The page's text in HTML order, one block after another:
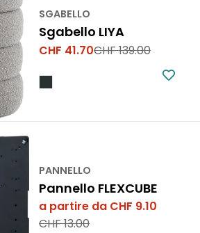
SGABELLO
Sgabello LIYA
Prezzo
vendita
CHF 41.70
Prezzo
CHF 139.00
PANNELLO
Pannello FLEXCUBE
Prezzo
a partire da CHF 9.10
Prezzo
CHF 13.00